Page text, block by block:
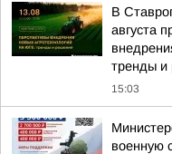
В
августа
тренды и
15:03
военную